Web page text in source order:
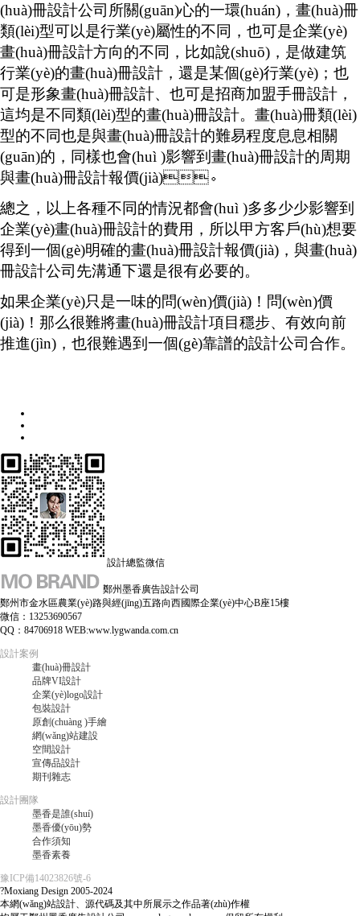
(huà)冊設計公司所關(guān)心的一環(huán)，畫(huà)冊
類(lèi)型可以是行業(yè)屬性的不同，也可是企業(yè)
畫(huà)冊設計方向的不同，比如說(shuō)，是做建筑
行業(yè)的畫(huà)冊設計，還是某個(gè)行業(yè)；也
可是形象畫(huà)冊設計、也可是招商加盟手冊設計，
這均是不同類(lèi)型的畫(huà)冊設計。畫(huà)冊類(lèi)
型的不同也是與畫(huà)冊設計的難易程度息息相關
(guān)的，同樣也會(huì )影響到畫(huà)冊設計的周期
與畫(huà)冊設計報價(jià)。
總之，以上各種不同的情況都會(huì )多多少少影響到
企業(yè)畫(huà)冊設計的費用，所以甲方客戶(hù)想要
得到一個(gè)明確的畫(huà)冊設計報價(jià)，與畫(huà)
冊設計公司先溝通下還是很有必要的。
如果企業(yè)只是一味的問(wèn)價(jià)！問(wèn)價
(jià)！那么很難將畫(huà)冊設計項目穩步、有效向前
推進(jìn)，也很難遇到一個(gè)靠譜的設計公司合作。
設計總監微信
鄭州墨香廣告設計公司
鄭州市金水區農業(yè)路與經(jīng)五路向西國際企業(yè)中心B座15樓
微信：13253690567
QQ：84706918 WEB:www.lygwanda.com.cn
設計案例
畫(huà)冊設計
品牌VI設計
企業(yè)logo設計
包裝設計
原創(chuàng )手繪
網(wǎng)站建設
空間設計
宣傳品設計
期刊雜志
設計團隊
墨香是誰(shuí)
墨香優(yōu)勢
合作須知
墨香素養
豫ICP備14023826號-6
?Moxiang Design 2005-2024
本網(wǎng)站設計、源代碼及其中所展示之作品著(zhù)作權